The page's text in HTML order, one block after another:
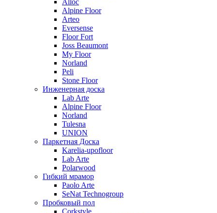
Alloc
Alpine Floor
Arteo
Eversense
Floor Fort
Joss Beaumont
My Floor
Norland
Peli
Stone Floor
Инженерная доска
Lab Arte
Alpine Floor
Norland
Tulesna
UNION
Паркетная Доска
Karelia-upofloor
Lab Arte
Polarwood
Гибкий мрамор
Paolo Arte
SeNat Technogroup
Пробковый пол
Corkstyle